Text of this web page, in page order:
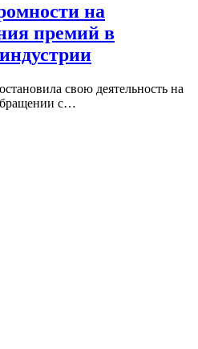
на
премий в
свою деятельность на
с…